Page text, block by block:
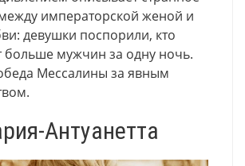
императорской женой и
девушки поспорили, кто
больше мужчин за одну ночь.
Мессалины за явным
Антуанетта